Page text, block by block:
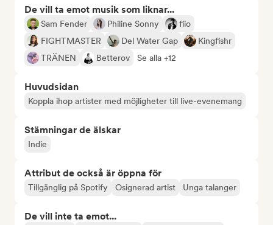
De vill ta emot musik som liknar...
Sam Fender Philine Sonny
fiio
FIGHTMASTER
Del Water Gap
Kingfishr
TRÄNEN
Betterov Se alla +12
Huvudsidan
Koppla ihop artister med möjligheter till live-evenemang
Stämningar de älskar
Indie
Attribut de också är öppna för
Tillgänglig på Spotify Osignerad artist Unga talanger
De vill inte ta emot...